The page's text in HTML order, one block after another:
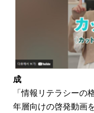
成
「情報リテラシー
年層向けの啓発動画